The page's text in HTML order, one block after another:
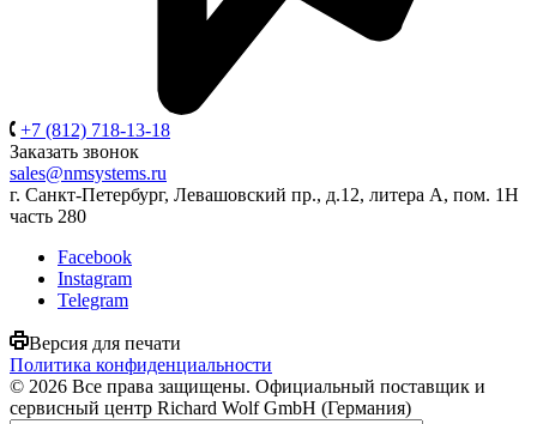
+7 (812) 718-13-18
Заказать звонок
sales@nmsystems.ru
г. Санкт-Петербург, Левашовский пр., д.12, литера А, пом. 1Н
часть 280
Facebook
Instagram
Telegram
Версия для печати
Политика конфиденциальности
© 2026 Все права защищены. Официальный поставщик и
сервисный центр Richard Wolf GmbH (Германия)